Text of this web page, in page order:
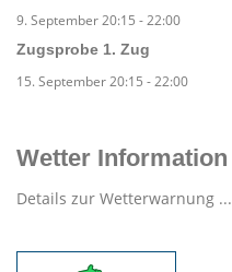
9. September 20:15 -22:00
Zugsprobe 1. Zug
15. September 20:15 -22:00
Wetter Information
Details zur Wetterwarnung ...